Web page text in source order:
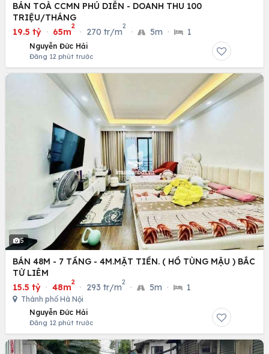
BÁN TOÀ CCMN PHÚ DIỄN - DOANH THU 100
TRIỆU/THÁNG
19.5 tỷ · 65m
2
· 270 tr/m
2
· 5m · 1
Nguyễn Đức Hải
Đăng 12 phút trước
5
BÁN 48M - 7 TẦNG - 4M.MẶT TIỀN. ( HỒ TÙNG MẬU ) BẮC
TỪ LIÊM
15.5 tỷ · 48m
2
· 293 tr/m
2
· 5m · 1
Thành phố Hà Nội
Nguyễn Đức Hải
Đăng 12 phút trước